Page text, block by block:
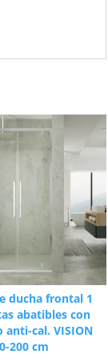
ducha frontal 1
abatibles con
cal. VISION
200 cm